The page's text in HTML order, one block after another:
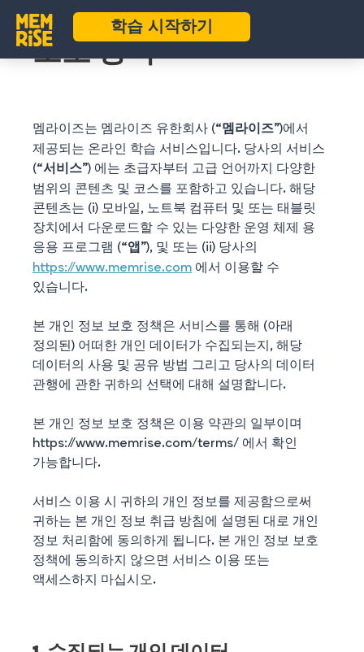
학습 시작하기
멤라이즈 개인정보
보호 정책
멤라이즈는 멤라이즈 유한회사 (“멤라이즈”)에서
제공되는 온라인 학습 서비스입니다. 당사의 서비스
(“서비스”) 에는 초급자부터 고급 언어까지 다양한
범위의 콘텐츠 및 코스를 포함하고 있습니다. 해당
콘텐츠는 (i) 모바일, 노트북 컴퓨터 및 또는 태블릿
장치에서 다운로드할 수 있는 다양한 운영 체제 용
응용 프로그램 (“앱 ”), 및 또는 (ii) 당사의
https://www.memrise.com 에서 이용할 수
있습니다.
본 개인 정보 보호 정책은 서비스를 통해 (아래
정의된) 어떠한 개인 데이터가 수집되는지, 해당
데이터의 사용 및 공유 방법 그리고 당사의 데이터
관행에 관한 귀하의 선택에 대해 설명합니다.
본 개인 정보 보호 정책은 이용 약관의 일부이며
https://www.memrise.com/terms/ 에서 확인
가능합니다.
서비스 이용 시 귀하의 개인 정보를 제공함으로써
귀하는 본 개인 정보 취급 방침에 설명된 대로 개인
정보 처리함에 동의하게 됩니다. 본 개인 정보 보호
정책에 동의하지 않으면 서비스 이용 또는
액세스하지 마십시오.